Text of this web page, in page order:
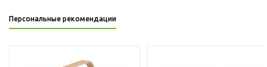
Персональные рекомендации